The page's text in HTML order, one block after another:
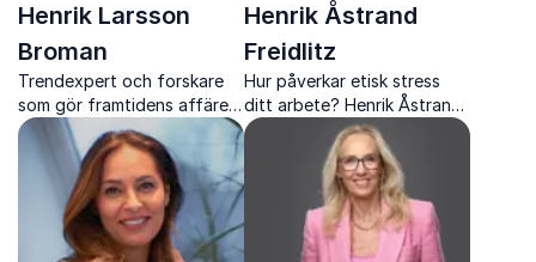
Henrik Larsson
Broman
Trendexpert och forskare
som gör framtidens affärer
konkreta och lönsamma
genom insikter, strategi och
inspiration
Henrik Åstrand
Freidlitz
Hur påverkar etisk stress
ditt arbete? Henrik Åstrand
Freidlitz ger insikter och
verktyg som stärker både
människor och
organisationer